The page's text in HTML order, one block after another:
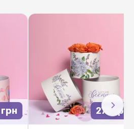
ламінуванням
при
дизайн робить
до вручення — не
декору. Замовляйте
стабільна наявність на
нові колекції, вигідні
і декораторів.
273 грн